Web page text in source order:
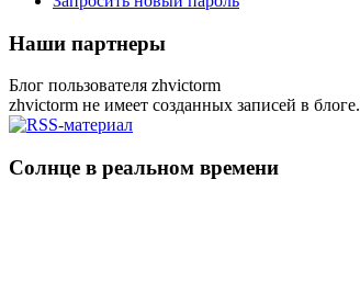
Наши партнеры
Блог пользователя zhvictorm
zhvictorm не имеет созданных записей в блоге.
Солнце в реальном времени